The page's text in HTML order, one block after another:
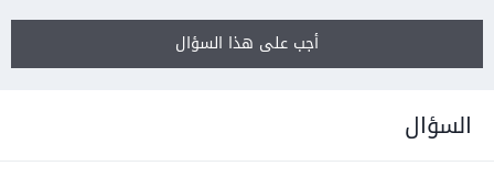
أجب على هذا السؤال
السؤال